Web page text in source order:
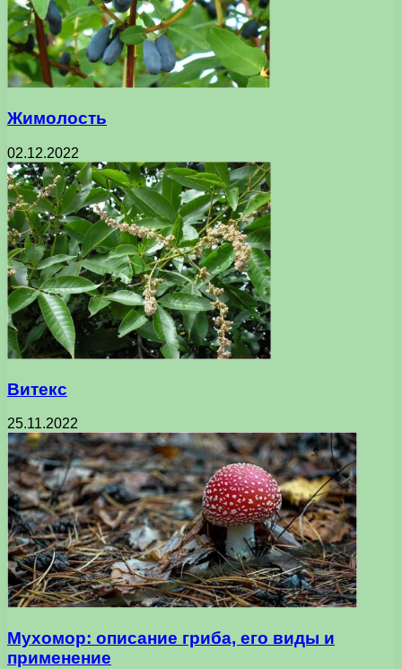
Жимолость
02.12.2022
Витекс
25.11.2022
Мухомор: описание гриба, его виды и
применение